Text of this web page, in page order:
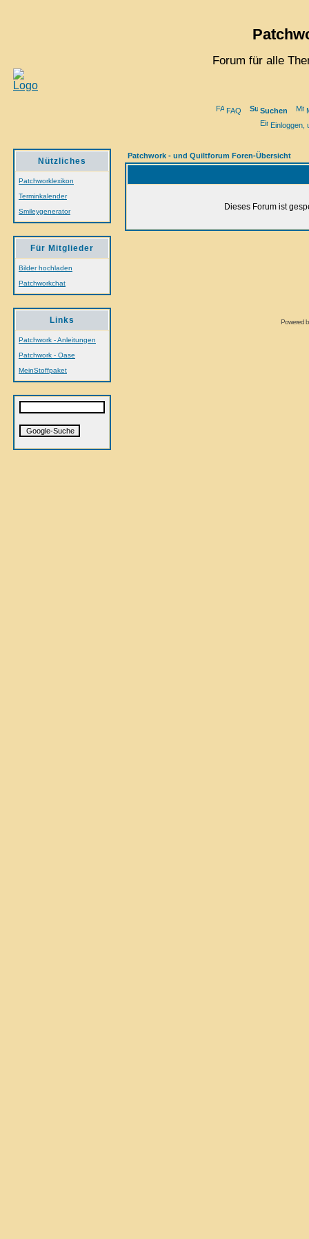
Forum für alle
FAQ Suchen
Einloggen,
Nützliches
Patchworklexikon
Terminkalender
Smileygenerator
Für Mitglieder
Bilder hochladen
Patchworkchat
Links
Patchwork - Anleitungen
Patchwork - Oase
MeinStoffpaket
Patchwork - und Quiltforum Foren-Übersicht
Dieses Forum ist
Powered